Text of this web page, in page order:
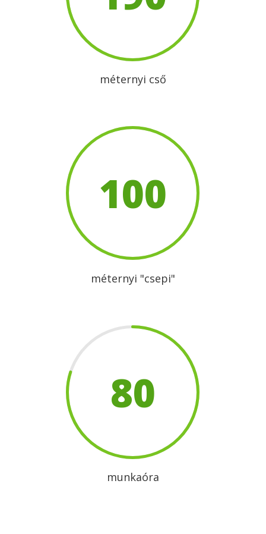
méternyi cső
100
méternyi "csepi"
80
munkaóra